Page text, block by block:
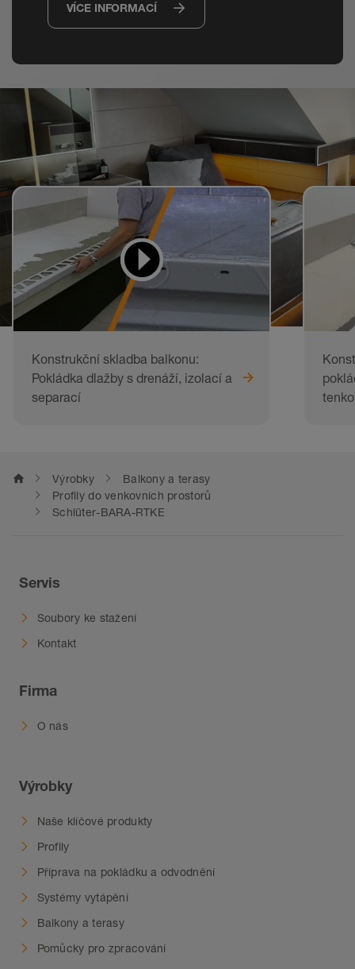
VÍCE INFORMACÍ
Videa pro učení
a napodobování
Konstrukční skladba balkonu:
Pokládka dlažby s drenáží, izolací a
separací
home Výrobky
Balkony a terasy
Profily do venkovních prostorů
Schlüter-BARA-RTKE
Servis
Soubory ke stažení
Kontakt
Firma
O nás
Výrobky
Naše klíčové produkty
Profily
Příprava na pokládku a odvodnění
Systémy vytápění
Balkony a terasy
Pomůcky pro zpracování